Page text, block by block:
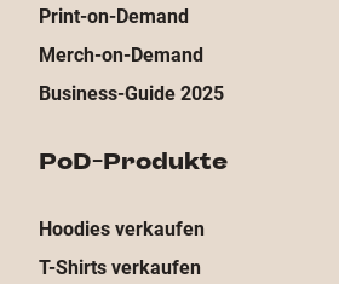
Print-on-Demand
Merch-on-Demand
Business-Guide 2025
PoD-Produkte
Hoodies verkaufen
T-Shirts verkaufen